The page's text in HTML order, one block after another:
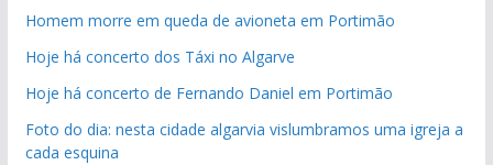
Homem morre em queda de avioneta em Portimão
Hoje há concerto dos Táxi no Algarve
Hoje há concerto de Fernando Daniel em Portimão
Foto do dia: nesta cidade algarvia vislumbramos uma igreja a
cada esquina